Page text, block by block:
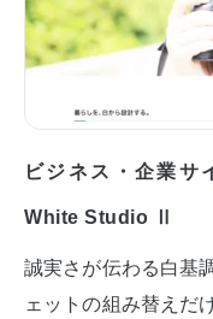
ビジネス・企業サ
White Studio Ⅱ
誠実さが伝わる白基
ェットの組み替えだ